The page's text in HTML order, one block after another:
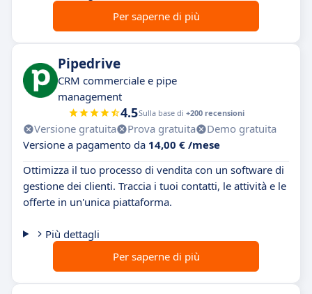
Per saperne di più
Pipedrive
CRM commerciale e pipe
management
4.5Sulla base di +200 recensioni
Versione gratuita Prova gratuita
Demo gratuita
Versione a pagamento da 14,00 € /mese
Ottimizza il tuo processo di vendita con un software di
gestione dei clienti. Traccia i tuoi contatti, le attività e le
offerte in un'unica piattaforma.
Più dettagli
Per saperne di più